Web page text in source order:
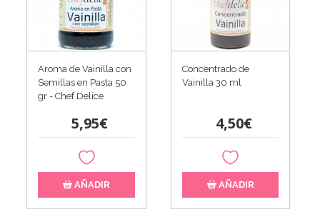
Aroma de Vainilla con
Semillas en Pasta 50
gr - Chef Delice
5,95€
AÑADIR
Concentrado de
Vainilla 30 ml
4,50€
AÑADIR